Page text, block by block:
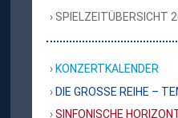
SPIELZEITÜBERSICHT
KONZERTKALENDER
DIE GROSSE REIHE –
SINFONISCHE